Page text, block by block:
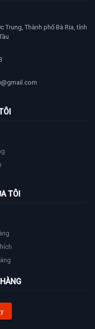
Trung, Thành phố Bà Rịa, tỉnh
TÔI